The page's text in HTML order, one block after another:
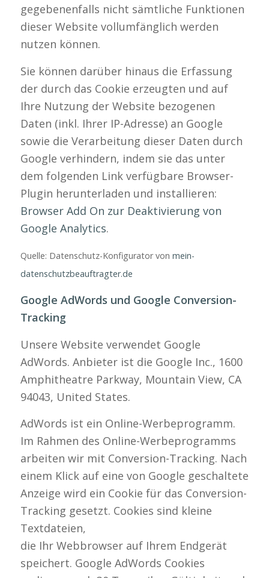
gegebenenfalls nicht sämtliche Funktionen
dieser Website vollumfänglich werden
nutzen können.
Sie können darüber hinaus die Erfassung
der durch das Cookie erzeugten und auf
Ihre Nutzung der Website bezogenen
Daten (inkl. Ihrer IP-Adresse) an Google
sowie die Verarbeitung dieser Daten durch
Google verhindern, indem sie das unter
dem folgenden Link verfügbare Browser-
Plugin herunterladen und installieren:
Browser Add On zur Deaktivierung von
Google Analytics.
Quelle: Datenschutz-Konfigurator von mein-
datenschutzbeauftragter.de
Google AdWords und Google Conversion-
Tracking
Unsere Website verwendet Google
AdWords. Anbieter ist die Google Inc., 1600
Amphitheatre Parkway, Mountain View, CA
94043, United States.
AdWords ist ein Online-Werbeprogramm.
Im Rahmen des Online-Werbeprogramms
arbeiten wir mit Conversion-Tracking. Nach
einem Klick auf eine von Google geschaltete
Anzeige wird ein Cookie für das Conversion-
Tracking gesetzt. Cookies sind kleine
Textdateien,
die Ihr Webbrowser auf Ihrem Endgerät
speichert. Google AdWords Cookies